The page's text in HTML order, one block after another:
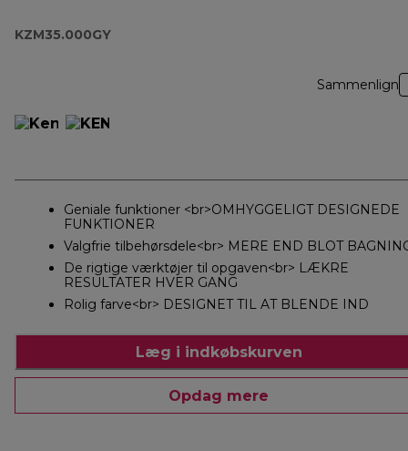
KZM35.000GY
Sammenlign
Geniale funktioner <br>OMHYGGELIGT DESIGNEDE
FUNKTIONER
Valgfrie tilbehørsdele<br> MERE END BLOT
De rigtige værktøjer til opgaven<br> LÆKRE
RESULTATER HVER GANG
Rolig farve<br> DESIGNET TIL AT BLENDE IND
Læg i indkøbskurven
Opdag mere